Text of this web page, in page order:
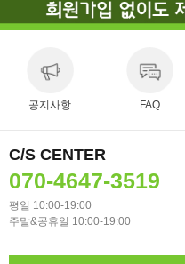
공지사항 FAQ
C/S CENTER
070-4647-3519
평일 10:00-19:00
주말&공휴일 10:00-19:00